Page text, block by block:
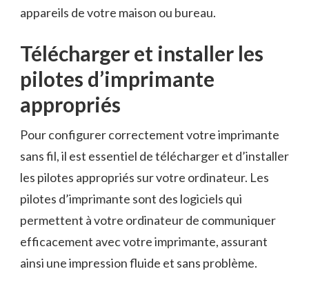
appareils de votre maison ⁣ou bureau.
Télécharger et installer les
pilotes d’imprimante
appropriés
Pour⁢ configurer correctement votre imprimante
sans fil, il ‌est essentiel de télécharger et ⁢d’installer
les pilotes appropriés‍ sur⁤ votre ordinateur. Les
pilotes d’imprimante sont ‌des logiciels ‌qui
permettent à‍ votre ordinateur de communiquer​
efficacement avec ⁤votre imprimante, assurant
ainsi une impression fluide et⁤ sans problème.